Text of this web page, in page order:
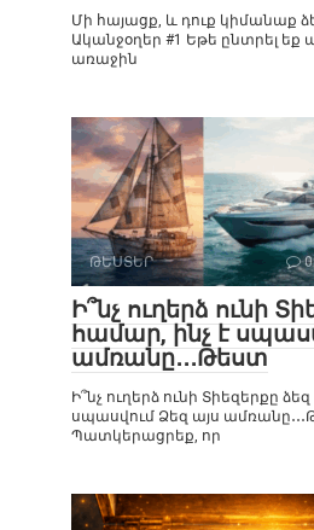
Մի հայացք, և դուք կիմանաք
Ականջօղեր #1 Եթե ընտրել եք
առաջին
ԹԵՍՏԵՐ 0
Ի՞նչ ուղերձ ունի
համար, ինչ է
ամռանը․․․Թեստ
Ի՞նչ ուղերձ ունի Տիեզերքը
սպասվում Ձեզ այս
Պատկերացրեք, որ